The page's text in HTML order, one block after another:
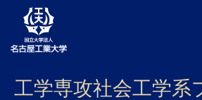
大学案内
工学専攻社会工学系